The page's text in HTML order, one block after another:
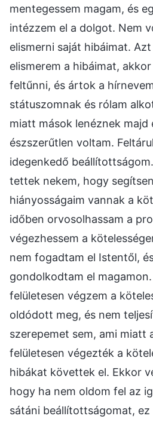
mentegessem magam, és
intézzem el a dolgot. Nem
elismerni saját hibáimat.
elismerem a hibáimat,
feltűnni, és ártok a
státuszomnak és rólam
miatt mások lenéznek majd
észszerűtlen voltam.
idegenkedő
tettek nekem, hogy
hiányosságaim vannak a
időben orvosolhassam a
végezhessem a
nem fogadtam el Istentől,
gondolkodtam el
felületesen végzem a
oldódott meg, és nem
szerepemet sem, ami miatt
felületesen végezték a
hibákat követtek el. Ekkor
hogy ha nem oldom fel az
sátáni beállítottságomat, ez